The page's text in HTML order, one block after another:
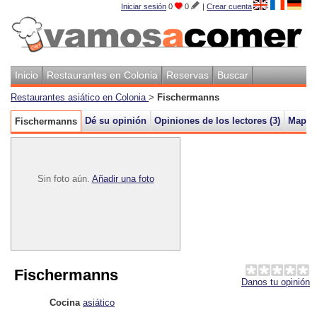
Iniciar sesión 0 0 | Crear cuenta
Inicio Restaurantes en Colonia Reservas Buscar
Restaurantes asiático en Colonia > Fischermanns
Fischermanns Dé su opinión Opiniones de los lectores (3) Mapa
Sin foto aún. Añadir una foto
Danos tu opinión
Fischermanns
Cocina asiático